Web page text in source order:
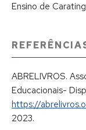
Ensino de
ABRELIVROS.
Educacionais-
https://
2023.